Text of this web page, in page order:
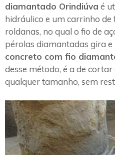
diamantado Orindiúva é
hidráulico e um carrinho de
roldanas, no qual o fio de
pérolas diamantadas gira e
concreto com fio
desse método, é a de
qualquer tamanho, sem